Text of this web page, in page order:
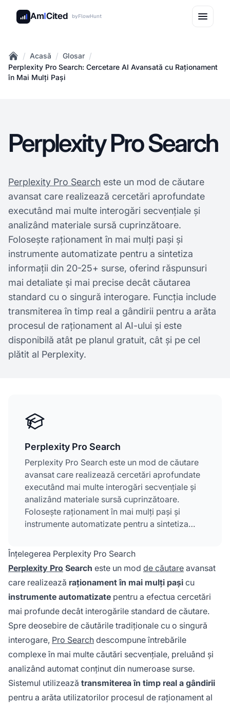
AmICited byFlowHunt
Home
/ Acasă / Glosar /
Perplexity Pro Search: Cercetare AI Avansată cu Raționament
în Mai Mulți Pași
Perplexity Pro Search
Perplexity Pro Search este un mod de căutare
avansat care realizează cercetări aprofundate
executând mai multe interogări secvențiale și
analizând materiale sursă cuprinzătoare.
Folosește raționament în mai mulți pași și
instrumente automatizate pentru a sintetiza
informații din 20-25+ surse, oferind răspunsuri
mai detaliate și mai precise decât căutarea
standard cu o singură interogare. Funcția include
transmiterea în timp real a gândirii pentru a arăta
procesul de raționament al AI-ului și este
disponibilă atât pe planul gratuit, cât și pe cel
plătit al Perplexity.
Perplexity Pro Search
Perplexity Pro Search este un mod de căutare
avansat care realizează cercetări aprofundate
executând mai multe interogări secvențiale și
analizând materiale sursă cuprinzătoare.
Folosește raționament în mai mulți pași și
instrumente automatizate pentru a sintetiza
mai detaliate și mai precise decât căutarea
standard cu o singură interogare. Funcția
include transmiterea în timp reala gândirii
pentru a arăta procesul de raționament al AI-
ului și este disponibilă atât pe planul gratuit, cât
și pe cel plătit al Perplexity.
Înțelegerea Perplexity Pro Search
Perplexity Pro Search este un mod de căutare avansat
care realizează raționament în mai mulți pași cu
instrumente automatizate pentru a efectua cercetări
mai profunde decât interogările standard de căutare.
Spre deosebire de căutările tradiționale cu o singură
interogare, Pro Search descompune întrebările
complexe în mai multe căutări secvențiale, preluând și
analizând automat conținut din numeroase surse.
Sistemul utilizează transmiterea în timp real a gândirii
pentru a arăta utilizatorilor procesul de raționament al